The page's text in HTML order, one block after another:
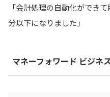
「会計処理の自動化ができ
分以下になりました」
マネーフォワード ビジネ